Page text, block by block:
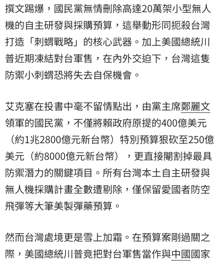
撰文踢爆，國民黨無情刪除高達20萬架小型無人
機的自主研發與採購預算，這舉動形同扼殺台灣
打造「刺蝟戰略」的核心武器。加上美國總統川
普近期凍結對台軍售，在內外交迫下，台灣這隻
防禦小刺蝟恐將失去自保機會。
艾克塞在投書中毫不留情點出，由黨主席鄭麗文
領軍的國民黨，不僅將賴政府原提的400億美元
（約1兆2800億元新台幣）特別預算狠砍至250億
美元（約8000億元新台幣），更直接閹割掉最具
防禦潛力的關鍵項目。所有台灣本土自主研發與
無人機採購計畫全數遭剔除，僅保留愛國者防空
飛彈等大筆美製彈藥預算。
然而台灣處境更是雪上加霜。在預算案剛過關之
際，美國總統川普竟把對台軍售當作與中國國家